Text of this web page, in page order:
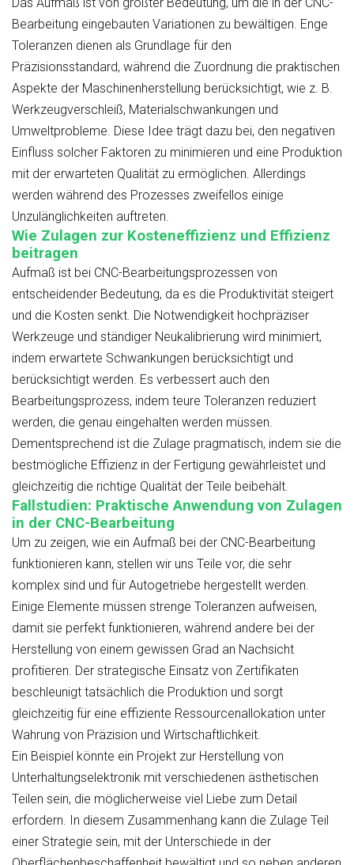
Bearbeitung eingebauten Variationen zu bewältigen. Enge
Toleranzen dienen als Grundlage für den
Präzisionsstandard, während die Zuordnung die praktischen
Aspekte der Maschinenherstellung berücksichtigt, wie z. B.
Werkzeugverschleiß, Materialschwankungen und
Umweltprobleme. Diese Idee trägt dazu bei, den negativen
Einfluss solcher Faktoren zu minimieren und eine Produktion
mit der erwarteten Qualität zu ermöglichen. Allerdings
werden während des Prozesses zweifellos einige
Unzulänglichkeiten auftreten.
Wie Zulagen zur Kosteneffizienz und Effizienz
beitragen
Aufmaß ist bei CNC-Bearbeitungsprozessen von
entscheidender Bedeutung, da es die Produktivität steigert
und die Kosten senkt. Die Notwendigkeit hochpräziser
Werkzeuge und ständiger Neukalibrierung wird minimiert,
indem erwartete Schwankungen berücksichtigt und
berücksichtigt werden. Es verbessert auch den
Bearbeitungsprozess, indem teure Toleranzen reduziert
werden, die genau eingehalten werden müssen.
Dementsprechend ist die Zulage pragmatisch, indem sie die
bestmögliche Effizienz in der Fertigung gewährleistet und
gleichzeitig die richtige Qualität der Teile beibehält.
Fallstudien: Praktische Anwendung von Zulagen
in der CNC-Bearbeitung
Um zu zeigen, wie ein Aufmaß bei der CNC-Bearbeitung
funktionieren kann, stellen wir uns Teile vor, die sehr
komplex sind und für Autogetriebe hergestellt werden.
Einige Elemente müssen strenge Toleranzen aufweisen,
damit sie perfekt funktionieren, während andere bei der
Herstellung von einem gewissen Grad an Nachsicht
profitieren. Der strategische Einsatz von Zertifikaten
beschleunigt tatsächlich die Produktion und sorgt
gleichzeitig für eine effiziente Ressourcenallokation unter
Wahrung von Präzision und Wirtschaftlichkeit.
Ein Beispiel könnte ein Projekt zur Herstellung von
Unterhaltungselektronik mit verschiedenen ästhetischen
Teilen sein, die möglicherweise viel Liebe zum Detail
erfordern. In diesem Zusammenhang kann die Zulage Teil
einer Strategie sein, mit der Unterschiede in der